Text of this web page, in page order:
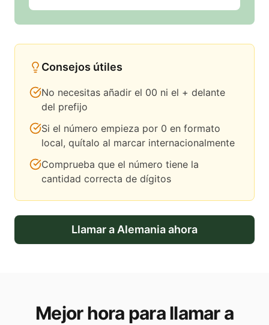
Consejos útiles
No necesitas añadir el 00 ni el + delante
del prefijo
Si el número empieza por 0 en formato
local, quítalo al marcar internacionalmente
Comprueba que el número tiene la
cantidad correcta de dígitos
Llamar a Alemaniaahora
Mejor hora para llamar a